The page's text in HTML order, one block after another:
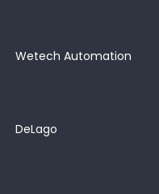
Wetech Automation
DeLago